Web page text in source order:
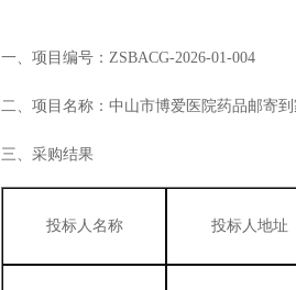
一、 项目编号： ZSBACG-2026-01-004
二、项目名称： 中山市博爱医院药品邮寄
三、采购结果
投标人名称 投标人地址